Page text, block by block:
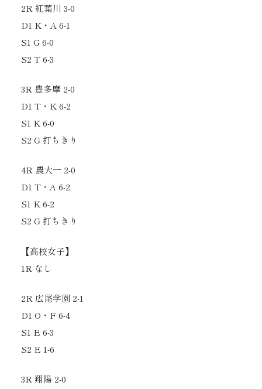
2R 紅葉川 3-0
D1 K・A 6-1
S1 G 6-0
S2 T 6-3
3R 豊多摩 2-0
D1 T・K 6-2
S1 K 6-0
S2 G 打ちきり
4R 農大一 2-0
D1 T・A 6-2
S1 K 6-2
S2 G 打ちきり
【高校女子】
1R なし
2R 広尾学園 2-1
D1 O・F 6-4
S1 E 6-3
S2 E 1-6
3R 翔陽 2-0